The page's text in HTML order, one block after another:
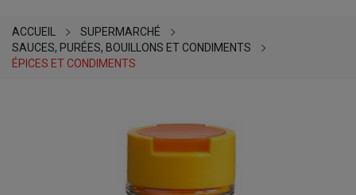
ACCUEIL
SUPERMARCHÉ
SAUCES, PURÉES, BOUILLONS ET CONDIMENTS
ÉPICES ET CONDIMENTS